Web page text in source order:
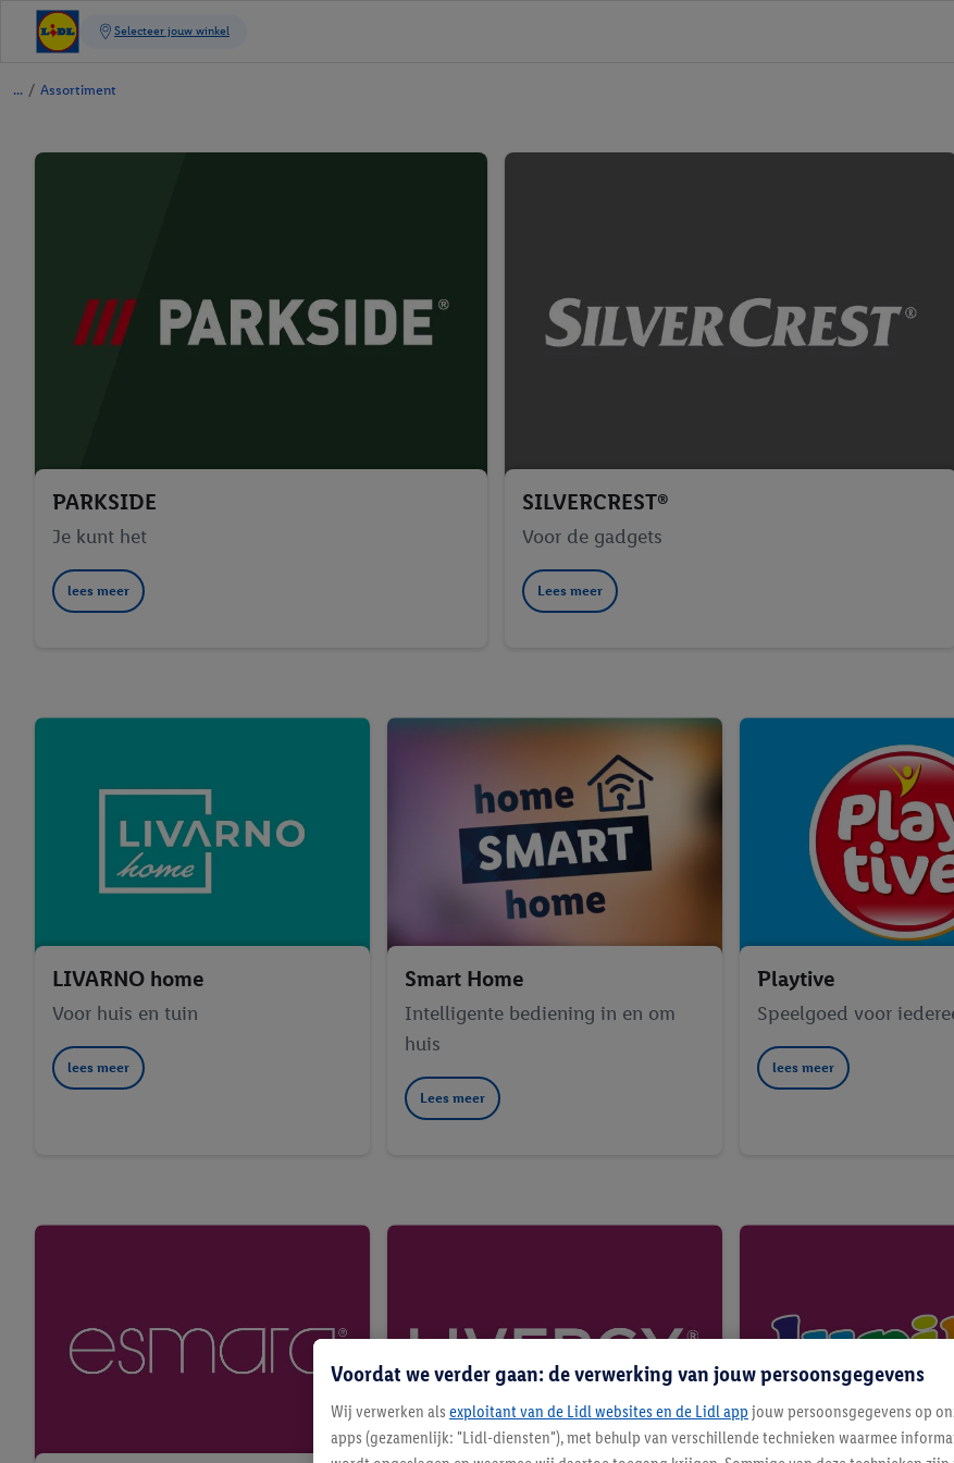
/ Assortiment
PARKSIDE
Je kunt het
lees meer
SILVERCREST®
Voor de gadgets
Lees meer
LIVARNO home
Voor huis en tuin
lees meer
Smart Home
Intelligente bediening in en om
huis
Lees meer
Playtive
Speelgoed voor
lees meer
Voordat we verder gaan: de verwerking van jouw persoonsgegevens
Wij verwerken als exploitant van de Lidl websites en de Lidl app jouw persoonsgegevens op
apps (gezamenlijk: "Lidl-diensten"), met behulp van verschillende technieken waarmee